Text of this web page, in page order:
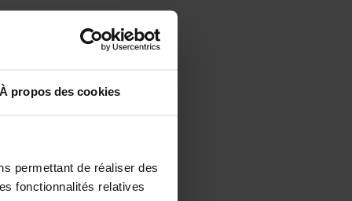
À propos des cookies
permettant de réaliser des
fonctionnalités relatives
dans une
blond.